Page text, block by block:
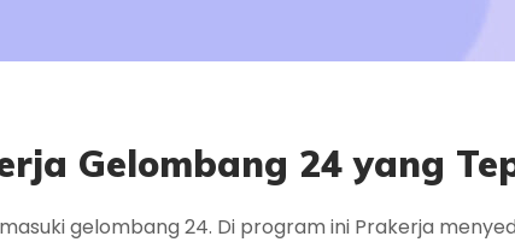
Gelombang 24 yang
gelombang 24. Di program ini Prakerja